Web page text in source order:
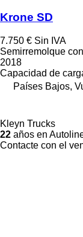
Krone SD
7.750 € Sin IVA
Semirremolque
2018
Capacidad de
Países Bajos,
Kleyn Trucks
22 años en
Contacte con el